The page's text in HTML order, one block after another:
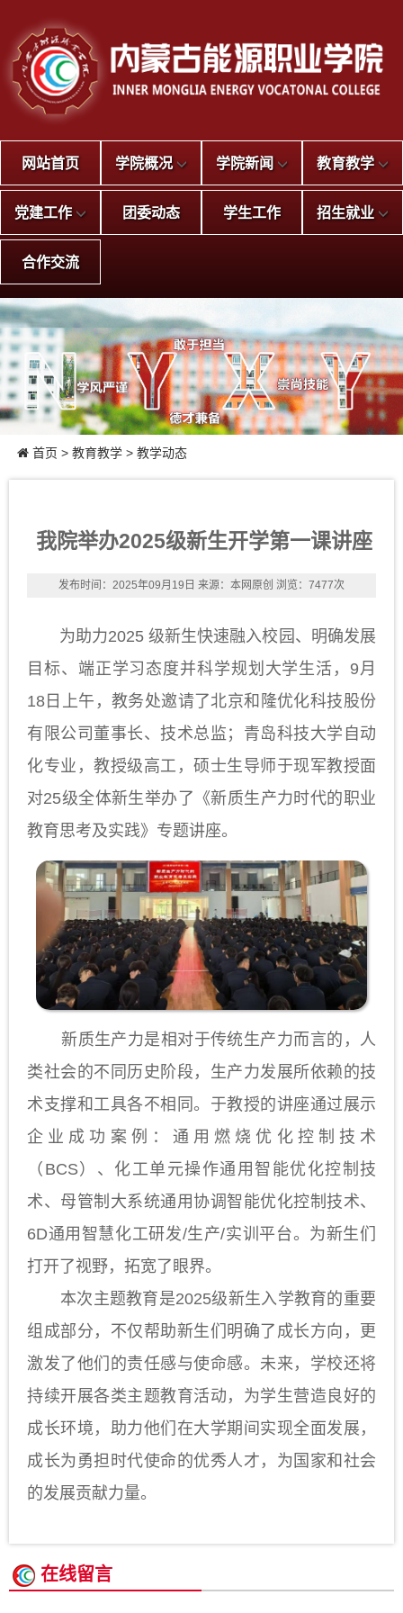
网站首页 学院概况 学院新闻 教育教学
党建工作 团委动态 学生工作 招生就业
合作交流
首页 > 教育教学 > 教学动态
我院举办2025级新生开学第一课讲座
发布时间：2025年09月19日 来源：本网原创 浏览：7477次
为助力2025 级新生快速融入校园、明确发展
目标、端正学习态度并科学规划大学生活，9月
18日上午，教务处邀请了北京和隆优化科技股份
有限公司董事长、技术总监；青岛科技大学自动
化专业，教授级高工，硕士生导师于现军教授面
对25级全体新生举办了《新质生产力时代的职业
教育思考及实践》专题讲座。
新质生产力是相对于传统生产力而言的，人
类社会的不同历史阶段，生产力发展所依赖的技
术支撑和工具各不相同。于教授的讲座通过展示
企业成功案例：通用燃烧优化控制技术
（BCS）、化工单元操作通用智能优化控制技
术、母管制大系统通用协调智能优化控制技术、
6D通用智慧化工研发/生产/实训平台。为新生们
打开了视野，拓宽了眼界。
本次主题教育是2025级新生入学教育的重要
组成部分，不仅帮助新生们明确了成长方向，更
激发了他们的责任感与使命感。未来，学校还将
持续开展各类主题教育活动，为学生营造良好的
成长环境，助力他们在大学期间实现全面发展，
成长为勇担时代使命的优秀人才，为国家和社会
的发展贡献力量。
在线留言